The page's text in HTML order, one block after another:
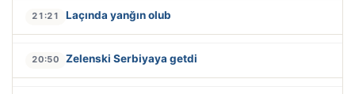
21:21 Laçında yanğın olub
20:50 Zelenski Serbiyaya getdi